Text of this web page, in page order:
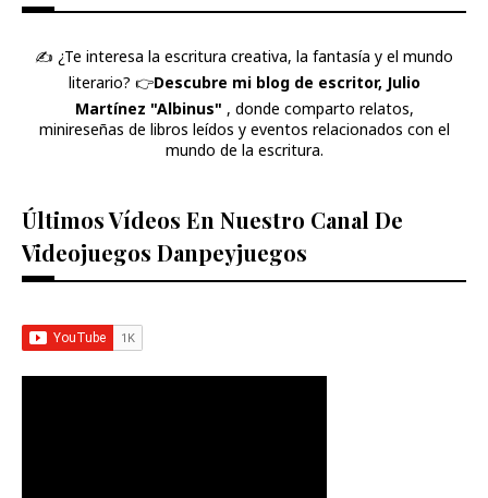
✍️ ¿Te interesa la escritura creativa, la fantasía y el mundo
literario? 👉​Descubre mi blog de escritor, Julio
Martínez "Albinus" , donde comparto relatos,
minireseñas de libros leídos y eventos relacionados con el
mundo de la escritura.
Últimos Vídeos En Nuestro Canal De
Videojuegos Danpeyjuegos